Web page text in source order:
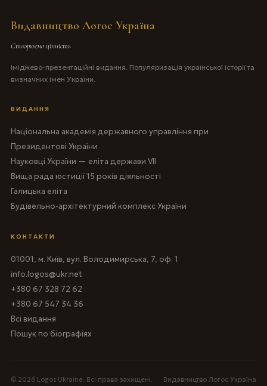
Видавництво Логос Україна
Створюємо цінність
Іміджево-презентаційні видання. Популяризація української історії та
визначних імен України.
ВИДАННЯ
Національна академія державного управління при
Президентові України
Науковці України — еліта держави VII
Вища рада юстиції 15 років діяльності
Галицька еліта
Будівельно-архітектурний комплекс України
КОНТАКТИ
01001, м. Київ, вул. Володимирська, 7, оф. 1
info.logos@ukr.net
+380 67 328 72 62
+380 67 547 34 36
Всі видання
Пошук по біографіях
© 2026 Logos Ukraine. Всі права захищені. Видавництво Логос Україна